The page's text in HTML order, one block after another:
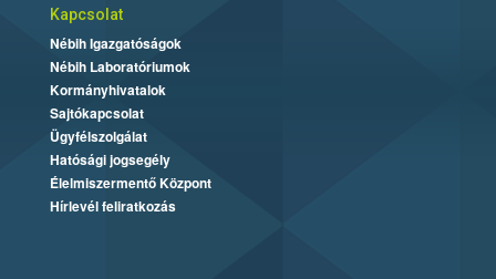
Kapcsolat
Nébih Igazgatóságok
Nébih Laboratóriumok
Kormányhivatalok
Sajtókapcsolat
Ügyfélszolgálat
Hatósági jogsegély
Élelmiszermentő Központ
Hírlevél feliratkozás